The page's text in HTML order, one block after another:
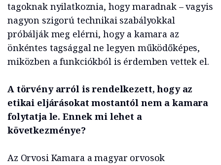
tagoknak nyilatkoznia, hogy maradnak – vagyis
nagyon szigorú technikai szabályokkal
próbálják meg elérni, hogy a kamara az
önkéntes tagsággal ne legyen működőképes,
miközben a funkciókból is érdemben vettek el.
A törvény arról is rendelkezett, hogy az
etikai eljárásokat mostantól nem a kamara
folytatja le. Ennek mi lehet a
következménye?
Az Orvosi Kamara a magyar orvosok